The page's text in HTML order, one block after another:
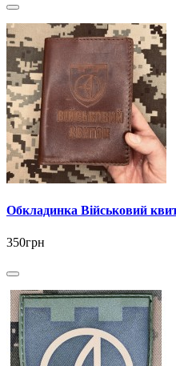
Обкладинка Військовий
350грн